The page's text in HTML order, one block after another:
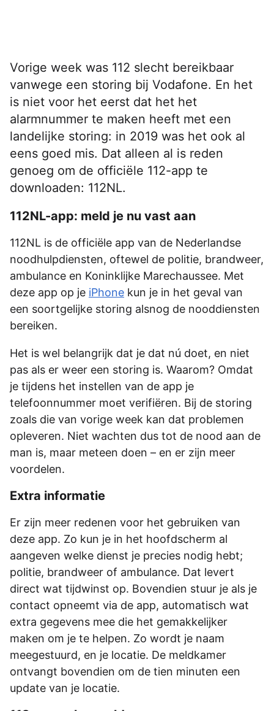
Vorige week was 112 slecht bereikbaar
vanwege een storing bij Vodafone. En het
is niet voor het eerst dat het het
alarmnummer te maken heeft met een
landelijke storing: in 2019 was het ook al
eens goed mis. Dat alleen al is reden
genoeg om de officiële 112-app te
downloaden: 112NL.
112NL-app: meld je nu vast aan
112NL is de officiële app van de Nederlandse
noodhulpdiensten, oftewel de politie, brandweer,
ambulance en Koninklijke Marechaussee. Met
deze app op je iPhone kun je in het geval van
een soortgelijke storing alsnog de nooddiensten
bereiken.
Het is wel belangrijk dat je dat nú doet, en niet
pas als er weer een storing is. Waarom? Omdat
je tijdens het instellen van de app je
telefoonnummer moet verifiëren. Bij de storing
zoals die van vorige week kan dat problemen
opleveren. Niet wachten dus tot de nood aan de
man is, maar meteen doen – en er zijn meer
voordelen.
Extra informatie
Er zijn meer redenen voor het gebruiken van
deze app. Zo kun je in het hoofdscherm al
aangeven welke dienst je precies nodig hebt;
politie, brandweer of ambulance. Dat levert
direct wat tijdwinst op. Bovendien stuur je als je
contact opneemt via de app, automatisch wat
extra gegevens mee die het gemakkelijker
maken om je te helpen. Zo wordt je naam
meegestuurd, en je locatie. De meldkamer
ontvangt bovendien om de tien minuten een
update van je locatie.